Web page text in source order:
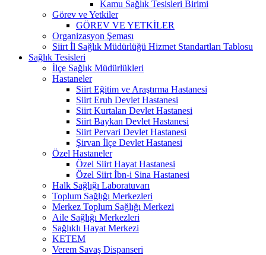
Kamu Sağlık Tesisleri Birimi
Görev ve Yetkiler
GÖREV VE YETKİLER
Organizasyon Şeması
Siirt İl Sağlık Müdürlüğü Hizmet Standartları Tablosu
Sağlık Tesisleri
İlçe Sağlık Müdürlükleri
Hastaneler
Siirt Eğitim ve Araştırma Hastanesi
Siirt Eruh Devlet Hastanesi
Siirt Kurtalan Devlet Hastanesi
Siirt Baykan Devlet Hastanesi
Siirt Pervari Devlet Hastanesi
Şirvan İlçe Devlet Hastanesi
Özel Hastaneler
Özel Siirt Hayat Hastanesi
Özel Siirt İbn-i Sina Hastanesi
Halk Sağlığı Laboratuvarı
Toplum Sağlığı Merkezleri
Merkez Toplum Sağlığı Merkezi
Aile Sağlığı Merkezleri
Sağlıklı Hayat Merkezi
KETEM
Verem Savaş Dispanseri